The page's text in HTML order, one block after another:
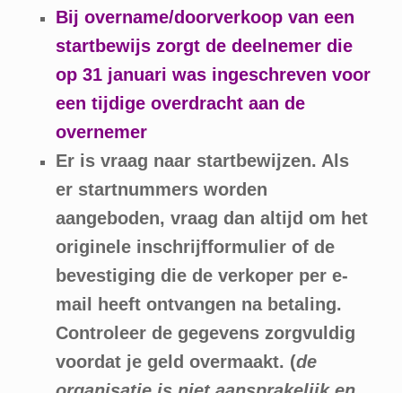
Bij overname/doorverkoop van een
startbewijs zorgt de deelnemer die
op 31 januari was ingeschreven voor
een tijdige overdracht aan de
overnemer
Er is vraag naar startbewijzen. Als
er startnummers worden
aangeboden, vraag dan altijd om het
originele inschrijfformulier of de
bevestiging die de verkoper per e-
mail heeft ontvangen na betaling.
Controleer de gegevens zorgvuldig
voordat je geld overmaakt. (de